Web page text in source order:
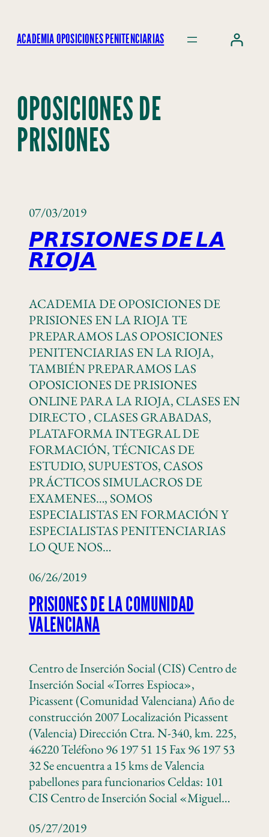
ACADEMIA OPOSICIONES PENITENCIARIAS
OPOSICIONES DE
PRISIONES
07/03/2019
𝙋𝙍𝙄𝙎𝙄𝙊𝙉𝙀𝙎 𝘿𝙀 𝙇𝘼
𝙍𝙄𝙊𝙅𝘼
ACADEMIA DE OPOSICIONES DE
PRISIONES EN LA RIOJA TE
PREPARAMOS LAS OPOSICIONES
PENITENCIARIAS EN LA RIOJA,
TAMBIÉN PREPARAMOS LAS
OPOSICIONES DE PRISIONES
ONLINE PARA LA RIOJA, CLASES EN
DIRECTO , CLASES GRABADAS,
PLATAFORMA INTEGRAL DE
FORMACIÓN, TÉCNICAS DE
ESTUDIO, SUPUESTOS, CASOS
PRÁCTICOS SIMULACROS DE
EXAMENES…, SOMOS
ESPECIALISTAS EN FORMACIÓN Y
ESPECIALISTAS PENITENCIARIAS
LO QUE NOS…
06/26/2019
PRISIONES DE LA COMUNIDAD
VALENCIANA
Centro de Inserción Social (CIS) Centro de
Inserción Social «Torres Espioca»,
Picassent (Comunidad Valenciana) Año de
construcción 2007 Localización Picassent
(Valencia) Dirección Ctra. N-340, km. 225,
46220 Teléfono 96 197 51 15 Fax 96 197 53
32 Se encuentra a 15 kms de Valencia
pabellones para funcionarios Celdas: 101
CIS Centro de Inserción Social «Miguel…
05/27/2019